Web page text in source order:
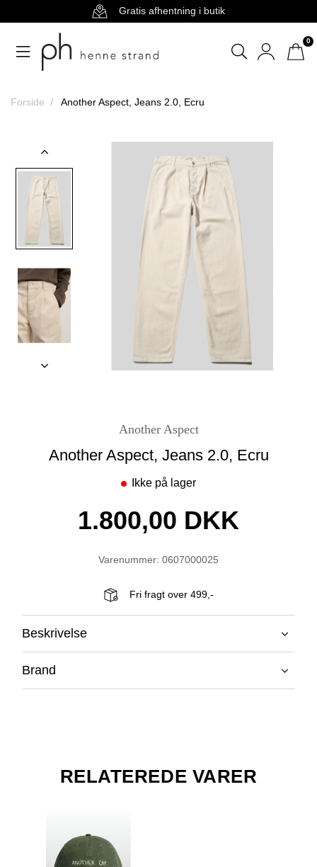
Gratis afhentning i butik
0
Forside Another Aspect, Jeans 2.0, Ecru
Another Aspect
Another Aspect, Jeans 2.0, Ecru
Ikke på lager
1.800,00 DKK
Varenummer: 0607000025
Fri fragt over 499,-
Beskrivelse
Brand
RELATEREDE VARER